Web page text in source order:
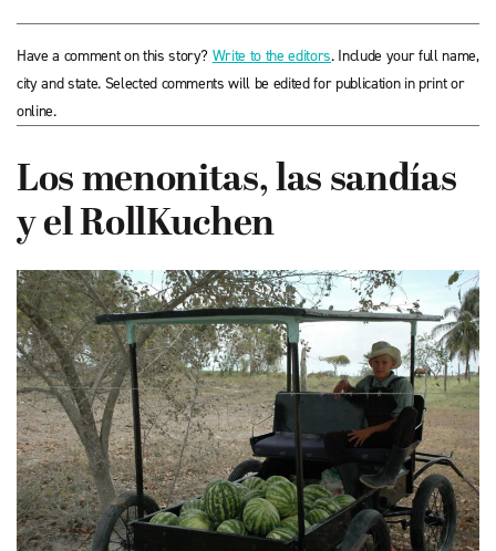
Have a comment on this story? Write to the editors. Include your full name,
city and state. Selected comments will be edited for publication in print or
online.
Los menonitas, las sandías
y el RollKuchen